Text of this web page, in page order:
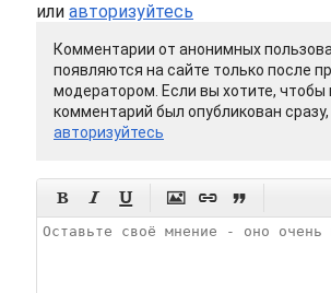
или авторизуйтесь
Комментарии от анонимных
появляются на сайте только после
модератором. Если вы хотите, чтобы
комментарий был опубликован сразу,
авторизуйтесь
     